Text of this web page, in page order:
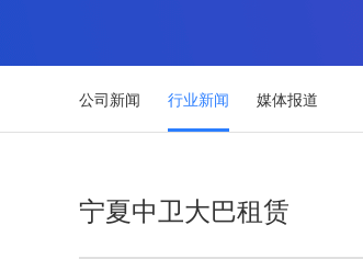
公司新闻 行业新闻 媒体报道
宁夏中卫大巴租赁